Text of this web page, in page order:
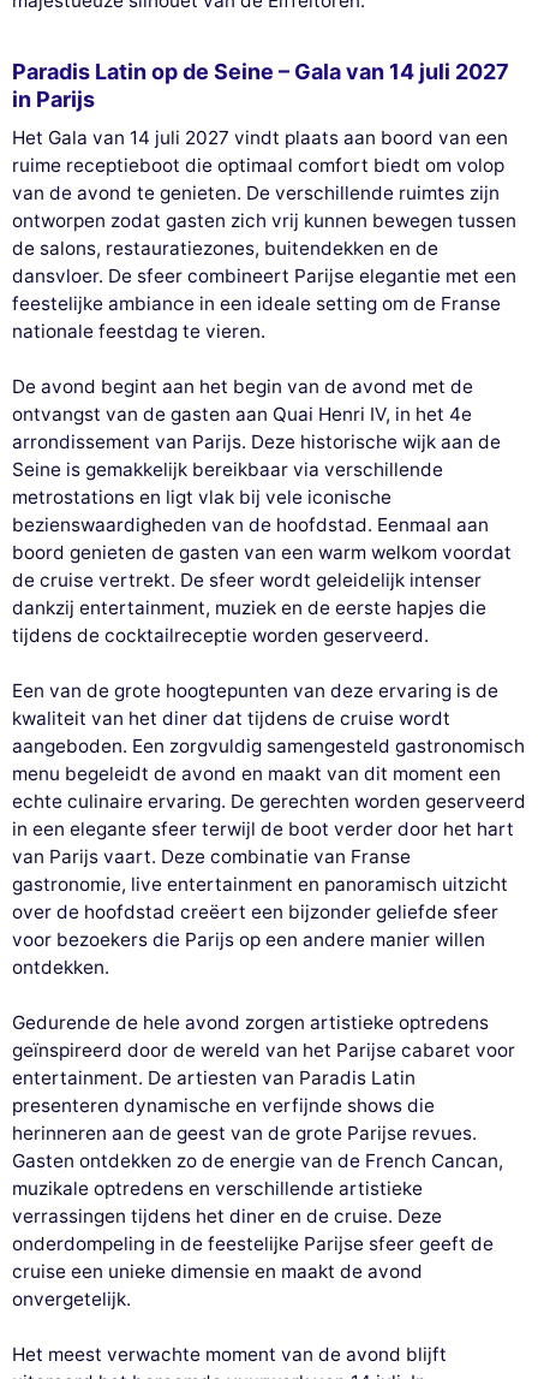
Paradis Latin op de Seine – Gala van 14 juli 2027
in Parijs
Het Gala van 14 juli 2027 vindt plaats aan boord van een
ruime receptieboot die optimaal comfort biedt om volop
van de avond te genieten. De verschillende ruimtes zijn
ontworpen zodat gasten zich vrij kunnen bewegen tussen
de salons, restauratiezones, buitendekken en de
dansvloer. De sfeer combineert Parijse elegantie met een
feestelijke ambiance in een ideale setting om de Franse
nationale feestdag te vieren.
De avond begint aan het begin van de avond met de
ontvangst van de gasten aan Quai Henri IV, in het 4e
arrondissement van Parijs. Deze historische wijk aan de
Seine is gemakkelijk bereikbaar via verschillende
metrostations en ligt vlak bij vele iconische
bezienswaardigheden van de hoofdstad. Eenmaal aan
boord genieten de gasten van een warm welkom voordat
de cruise vertrekt. De sfeer wordt geleidelijk intenser
dankzij entertainment, muziek en de eerste hapjes die
tijdens de cocktailreceptie worden geserveerd.
Een van de grote hoogtepunten van deze ervaring is de
kwaliteit van het diner dat tijdens de cruise wordt
aangeboden. Een zorgvuldig samengesteld gastronomisch
menu begeleidt de avond en maakt van dit moment een
echte culinaire ervaring. De gerechten worden geserveerd
in een elegante sfeer terwijl de boot verder door het hart
van Parijs vaart. Deze combinatie van Franse
gastronomie, live entertainment en panoramisch uitzicht
over de hoofdstad creëert een bijzonder geliefde sfeer
voor bezoekers die Parijs op een andere manier willen
ontdekken.
Gedurende de hele avond zorgen artistieke optredens
geïnspireerd door de wereld van het Parijse cabaret voor
entertainment. De artiesten van Paradis Latin
presenteren dynamische en verfijnde shows die
herinneren aan de geest van de grote Parijse revues.
Gasten ontdekken zo de energie van de French Cancan,
muzikale optredens en verschillende artistieke
verrassingen tijdens het diner en de cruise. Deze
onderdompeling in de feestelijke Parijse sfeer geeft de
cruise een unieke dimensie en maakt de avond
onvergetelijk.
Het meest verwachte moment van de avond blijft